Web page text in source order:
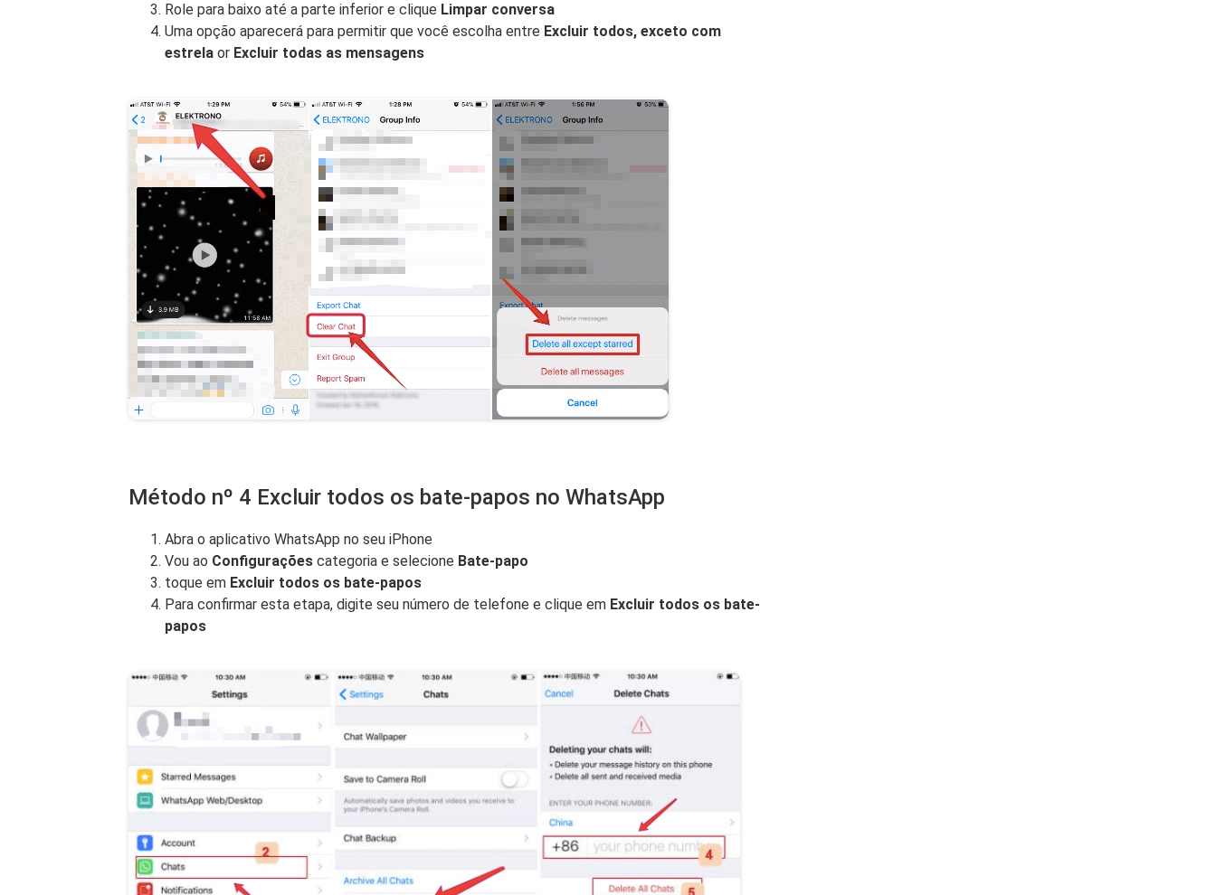
Role para baixo até a parte inferior e clique Limpar conversa
Uma opção aparecerá para permitir que você escolha entre Excluir todos, exceto com
estrela or Excluir todas as mensagens
Método nº 4 Excluir todos os bate-papos no WhatsApp
Abra o aplicativo WhatsApp no ​​seu iPhone
Vou ao Configurações categoria e selecione Bate-papo
toque em Excluir todos os bate-papos
Para confirmar esta etapa, digite seu número de telefone e clique em Excluir todos os bate-
papos